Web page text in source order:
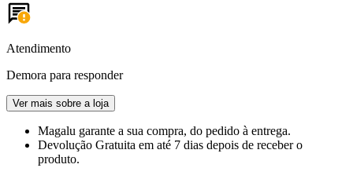
Atendimento
Demora para responder
Ver mais sobre a loja
Magalu garante a sua compra, do pedido à entrega.
Devolução Gratuita em até 7 dias depois de receber o
produto.